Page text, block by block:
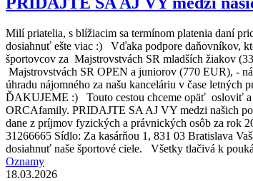
Milí priatelia, s blížiacim sa termínom platenia daní
dosiahnuť ešte viac :) Vďaka podpore daňovníkov,
športovcov za Majstrovstvách SR mladších žiakov
Majstrovstvách SR OPEN a juniorov (770 EUR), -
úhradu nájomného za našu kanceláriu v čase
ĎAKUJEME :) Touto cestou chceme opäť osloviť a
ORCAfamily. PRIDAJTE SA AJ VY medzi našich
dane z príjmov fyzických a právnických osôb za rok
31266665 Sídlo: Za kasárňou 1, 831 03 Bratislava
dosiahnuť naše športové ciele. Všetky tlačivá k
Oznamy
18.03.2026